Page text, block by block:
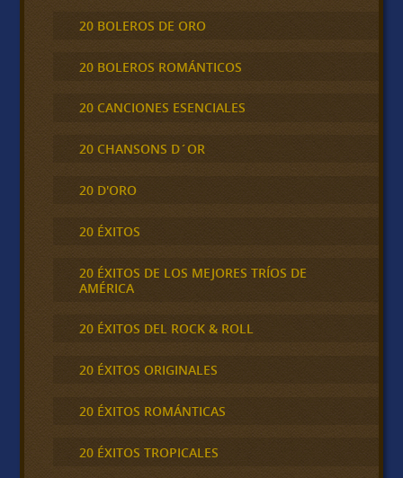
20 BOLEROS DE ORO
20 BOLEROS ROMÁNTICOS
20 CANCIONES ESENCIALES
20 CHANSONS D´OR
20 D'ORO
20 ÉXITOS
20 ÉXITOS DE LOS MEJORES TRÍOS DE
AMÉRICA
20 ÉXITOS DEL ROCK & ROLL
20 ÉXITOS ORIGINALES
20 ÉXITOS ROMÁNTICAS
20 ÉXITOS TROPICALES